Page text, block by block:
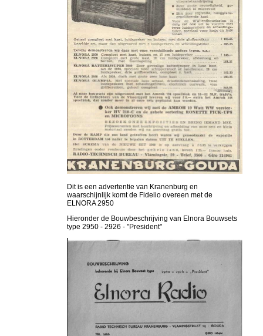
Dit is een advertentie van Kranenburg en
waarschijnlijk komt de Fidelio overeen met de
ELNORA 2950
Hieronder de Bouwbeschrijving van Elnora Bouwsets
type 2950 - 2926 - "President"